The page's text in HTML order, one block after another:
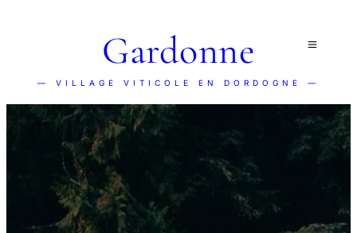
Gardonne
— VILLAGE VITICOLE EN DORDOGNE —